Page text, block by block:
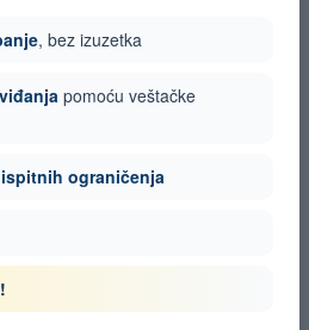
, bez izuzetka
pomoću veštačke
ograničenja